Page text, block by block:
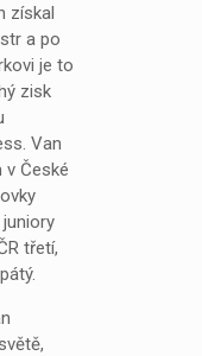
získal
a po
je to
zisk
Van
v České
třetí,